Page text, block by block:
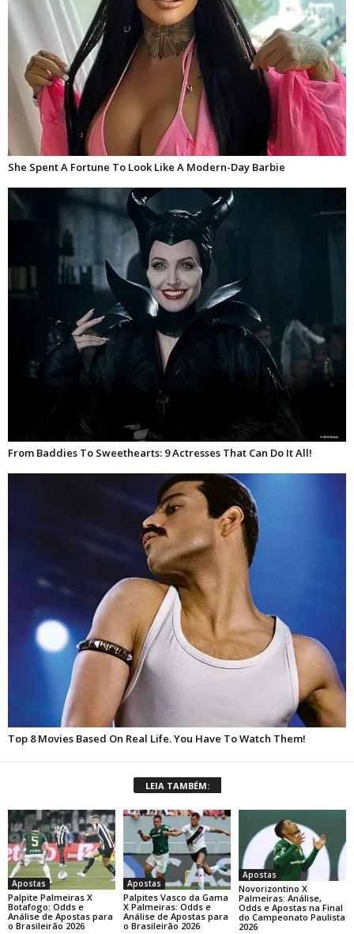
LEIA TAMBÉM:
Apostas
Palpite Palmeiras X
Botafogo: Odds e
Análise de Apostas para
o Brasileirão 2026
Apostas
Palpites Vasco da Gama
X Palmeiras: Odds e
Análise de Apostas para
o Brasileirão 2026
Apostas
Novorizontino X
Palmeiras: Análise,
Odds e Apostas na Final
do Campeonato Paulista
2026